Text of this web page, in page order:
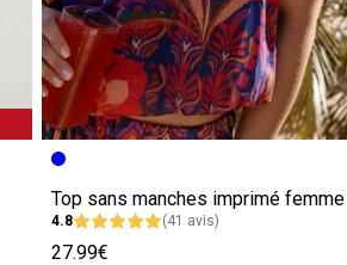
Top sans manches imprimé femme
4.8 (41 avis)
27.99€